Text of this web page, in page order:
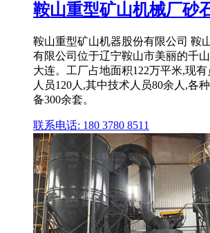
鞍山重型矿山机械厂砂
鞍山重型矿山机器股份有限公司 鞍
有限公司位于辽宁鞍山市美丽的千
大连。工厂占地面积122万平米,现
人员120人,其中技术人员80余人,各
备300余套。
联系电话: 180 3780 8511